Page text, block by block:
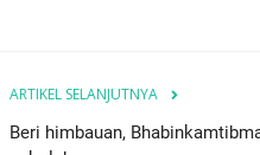
ARTIKEL SELANJUTNYA
Beri himbauan,